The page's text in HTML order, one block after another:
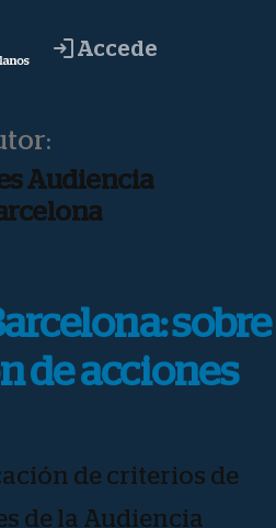
Accede
Audiencia
sobre
de acciones
de criterios de
de la Audiencia